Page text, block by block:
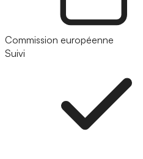
Commission européenne
Suivi